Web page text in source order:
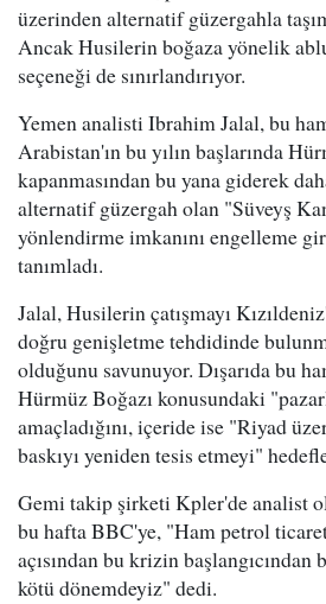
üzerinden alternatif güzergahla
Ancak Husilerin boğaza yönelik
seçeneği de sınırlandırıyor.
Yemen analisti Ibrahim Jalal, bu
Arabistan'ın bu yılın başlarında
kapanmasından bu yana giderek
alternatif güzergah olan "Süveyş
yönlendirme imkanını engelleme
tanımladı.
Jalal, Husilerin çatışmayı
doğru genişletme tehdidinde
olduğunu savunuyor. Dışarıda bu
Hürmüz Boğazı konusundaki
amaçladığını, içeride ise "Riyad
baskıyı yeniden tesis etmeyi"
Gemi takip şirketi Kpler'de analist
bu hafta BBC'ye, "Ham petrol
açısından bu krizin başlangıcından
kötü dönemdeyiz" dedi.